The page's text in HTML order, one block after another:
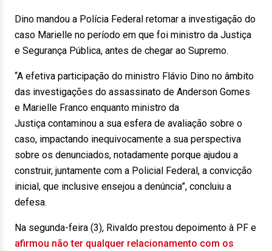
Dino mandou a Polícia Federal retomar a investigação do
caso Marielle no período em que foi ministro da Justiça
e Segurança Pública, antes de chegar ao Supremo.
“A efetiva participação do ministro Flávio Dino no âmbito
das investigações do assassinato de Anderson Gomes
e Marielle Franco enquanto ministro da
Justiça contaminou a sua esfera de avaliação sobre o
caso, impactando inequivocamente a sua perspectiva
sobre os denunciados, notadamente porque ajudou a
construir, juntamente com a Policial Federal, a convicção
inicial, que inclusive ensejou a denúncia”, concluiu a
defesa.
Na segunda-feira (3), Rivaldo prestou depoimento à PF e
afirmou não ter qualquer relacionamento com os